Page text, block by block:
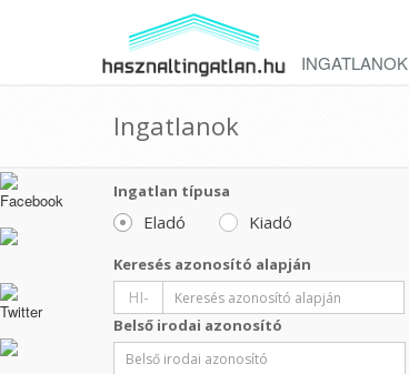
INGATLANOK
Ingatlanok
Ingatlan típusa
Eladó Kiadó
Keresés azonosító alapján
HI-
Belső irodai azonosító